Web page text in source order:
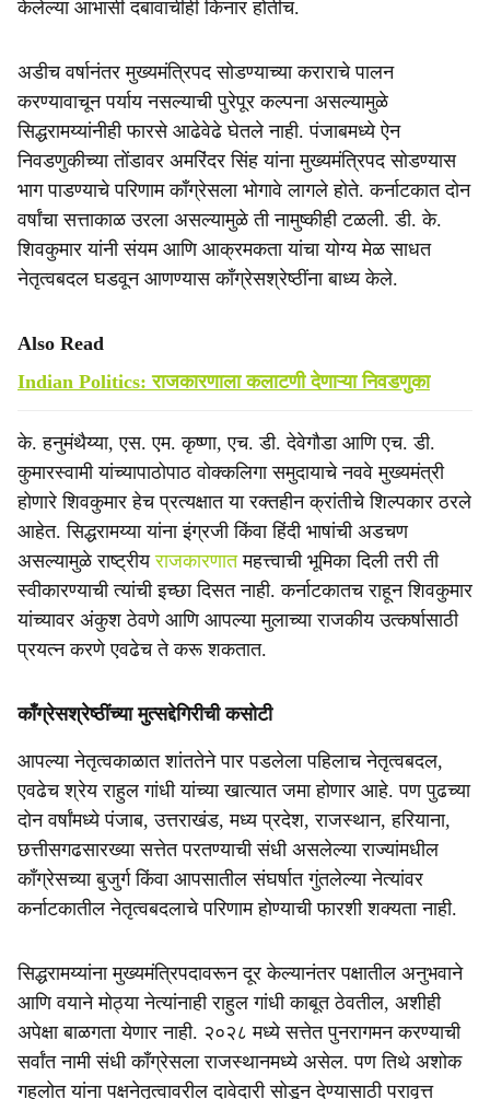
केलेल्या आभासी दबावाचीही किनार होतीच.
अडीच वर्षानंतर मुख्यमंत्रिपद सोडण्याच्या कराराचे पालन
करण्यावाचून पर्याय नसल्याची पुरेपूर कल्पना असल्यामुळे
सिद्धरामय्यांनीही फारसे आढेवेढे घेतले नाही. पंजाबमध्ये ऐन
निवडणुकीच्या तोंडावर अमरिंदर सिंह यांना मुख्यमंत्रिपद सोडण्यास
भाग पाडण्याचे परिणाम काँग्रेसला भोगावे लागले होते. कर्नाटकात दोन
वर्षांचा सत्ताकाळ उरला असल्यामुळे ती नामुष्कीही टळली. डी. के.
शिवकुमार यांनी संयम आणि आक्रमकता यांचा योग्य मेळ साधत
नेतृत्वबदल घडवून आणण्यास काँग्रेसश्रेष्ठींना बाध्य केले.
Also Read
Indian Politics: राजकारणाला कलाटणी देणाऱ्या निवडणुका
के. हनुमंथैय्या, एस. एम. कृष्णा, एच. डी. देवेगौडा आणि एच. डी.
कुमारस्वामी यांच्यापाठोपाठ वोक्कलिगा समुदायाचे नववे मुख्यमंत्री
होणारे शिवकुमार हेच प्रत्यक्षात या रक्तहीन क्रांतीचे शिल्पकार ठरले
आहेत. सिद्धरामय्या यांना इंग्रजी किंवा हिंदी भाषांची अडचण
असल्यामुळे राष्ट्रीयराजकारणातमहत्त्वाची भूमिका दिली तरी ती
स्वीकारण्याची त्यांची इच्छा दिसत नाही. कर्नाटकातच राहून शिवकुमार
यांच्यावर अंकुश ठेवणे आणि आपल्या मुलाच्या राजकीय उत्कर्षासाठी
प्रयत्न करणे एवढेच ते करू शकतात.
काँग्रेसश्रेष्ठींच्या मुत्सद्देगिरीची कसोटी
आपल्या नेतृत्वकाळात शांततेने पार पडलेला पहिलाच नेतृत्वबदल,
एवढेच श्रेय राहुल गांधी यांच्या खात्यात जमा होणार आहे. पण पुढच्या
दोन वर्षांमध्ये पंजाब, उत्तराखंड, मध्य प्रदेश, राजस्थान, हरियाना,
छत्तीसगढसारख्या सत्तेत परतण्याची संधी असलेल्या राज्यांमधील
काँग्रेसच्या बुजुर्ग किंवा आपसातील संघर्षात गुंतलेल्या नेत्यांवर
कर्नाटकातील नेतृत्वबदलाचे परिणाम होण्याची फारशी शक्यता नाही.
सिद्धरामय्यांना मुख्यमंत्रिपदावरून दूर केल्यानंतर पक्षातील अनुभवाने
आणि वयाने मोठ्या नेत्यांनाही राहुल गांधी काबूत ठेवतील, अशीही
अपेक्षा बाळगता येणार नाही. २०२८ मध्ये सत्तेत पुनरागमन करण्याची
सर्वांत नामी संधी काँग्रेसला राजस्थानमध्ये असेल. पण तिथे अशोक
गहलोत यांना पक्षनेतृत्वावरील दावेदारी सोडून देण्यासाठी परावृत्त